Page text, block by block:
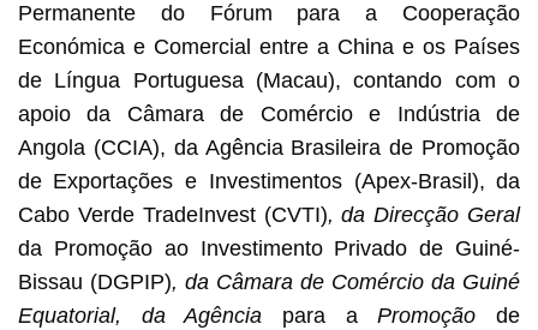
Permanente do Fórum para a Cooperação
Económica e Comercial entre a China e os Países
de Língua Portuguesa (Macau), contando com o
apoio da Câmara de Comércio e Indústria de
Angola (CCIA), da Agência Brasileira de Promoção
de Exportações e Investimentos (Apex-Brasil), da
Cabo Verde TradeInvest (CVTI), da Direcção Geral
da Promoção ao Investimento Privado de Guiné-
Bissau (DGPIP), da Câmara de Comércio da Guiné
Equatorial, da Agência para aPromoção de